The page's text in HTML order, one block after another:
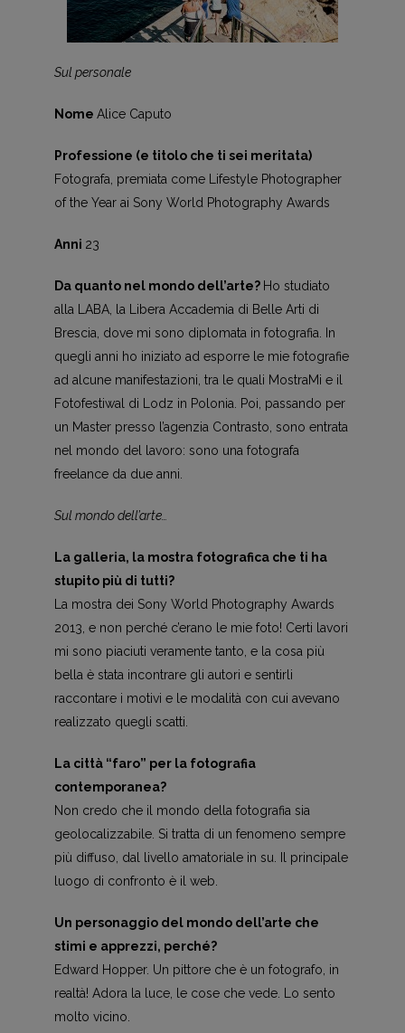
Sul personale
Nome Alice Caputo
Professione (e titolo che ti sei meritata)
Fotografa, premiata come Lifestyle Photographer
of the Year ai Sony World Photography Awards
Anni 23
Da quanto nel mondo dell’arte? Ho studiato
alla LABA, la Libera Accademia di Belle Arti di
Brescia, dove mi sono diplomata in fotografia. In
quegli anni ho iniziato ad esporre le mie fotografie
ad alcune manifestazioni, tra le quali MostraMi e il
Fotofestiwal di Lodz in Polonia. Poi, passando per
un Master presso l’agenzia Contrasto, sono entrata
nel mondo del lavoro: sono una fotografa
freelance da due anni.
Sul mondo dell’arte…
La galleria, la mostra fotografica che ti ha
stupito più di tutti?
La mostra dei Sony World Photography Awards
2013, e non perché c’erano le mie foto! Certi lavori
mi sono piaciuti veramente tanto, e la cosa più
bella è stata incontrare gli autori e sentirli
raccontare i motivi e le modalità con cui avevano
realizzato quegli scatti.
La città “faro” per la fotografia
contemporanea?
Non credo che il mondo della fotografia sia
geolocalizzabile. Si tratta di un fenomeno sempre
più diffuso, dal livello amatoriale in su. Il principale
luogo di confronto è il web.
Un personaggio del mondo dell’arte che
stimi e apprezzi, perché?
Edward Hopper. Un pittore che è un fotografo, in
realtà! Adora la luce, le cose che vede. Lo sento
molto vicino.